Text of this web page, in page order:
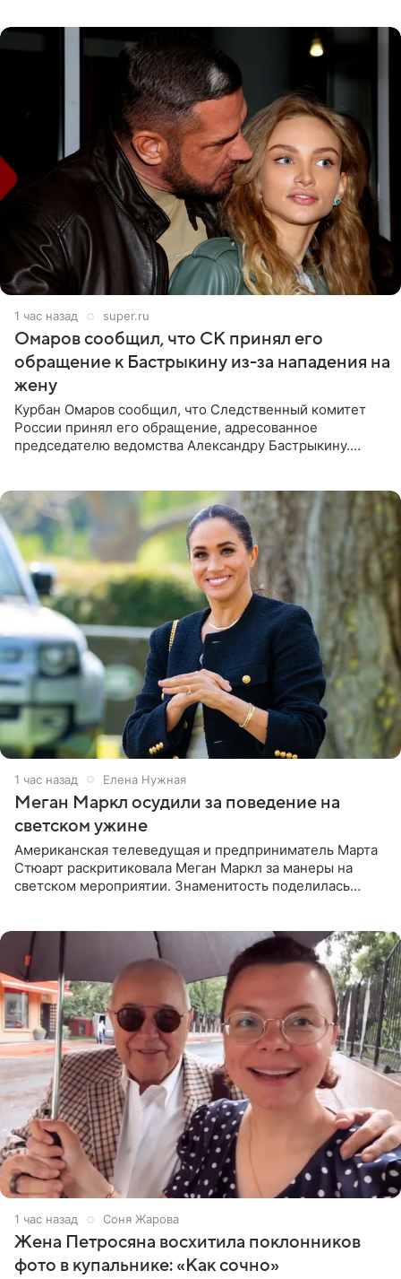
1 час назад super.ru
Омаров сообщил, что СК принял его
обращение к Бастрыкину из-за нападения на
жену
Курбан Омаров сообщил, что Следственный комитет
России принял его обращение, адресованное
председателю ведомства Александру Бастрыкину.
1 час назад Елена Нужная
Меган Маркл осудили за поведение на
светском ужине
Американская телеведущая и предприниматель Марта
Стюарт раскритиковала Меган Маркл за манеры на
светском мероприятии. Знаменитость поделилась
1 час назад Соня Жарова
Жена Петросяна восхитила поклонников
фото в купальнике: «Как сочно»